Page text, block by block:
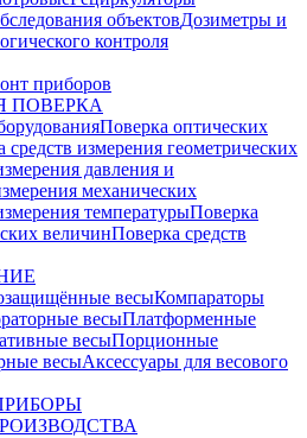
объектовДозиметры и
контроля
приборов
ПОВЕРКА
Поверка оптических
средств измерения геометрических
давления и
механических
температурыПоверка
величинПоверка средств
весыКомпараторы
весыПлатформенные
весыПорционные
весыАксессуары для весового